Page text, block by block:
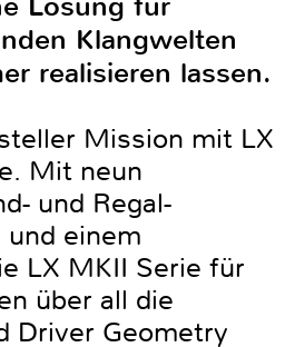
Klangwelten
realisieren lassen.
Mission mit LX
Mit neun
und Regal-
einem
LX MKII Serie für
über all die
Driver Geometry